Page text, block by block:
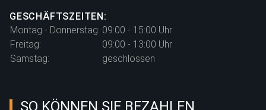
GESCHÄFTSZEITEN:
Montag - Donnerstag: 09:00 - 15:00 Uhr
Freitag:
09:00 - 13:00 Uhr
Samstag:
geschlossen
SO KÖNNEN SIE BEZAHLEN